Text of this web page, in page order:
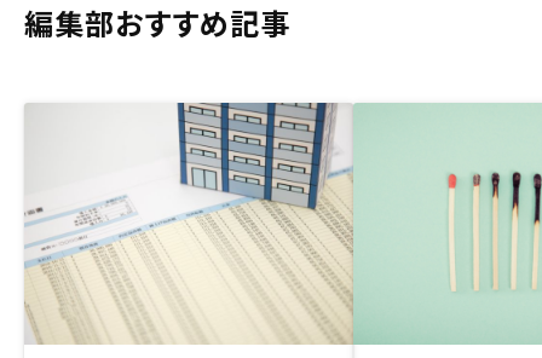
編集部おすすめ記事